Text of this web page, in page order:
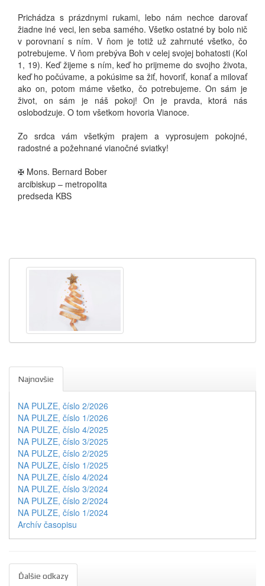
Prichádza s prázdnymi rukami, lebo nám nechce darovať
žiadne iné veci, len seba samého. Všetko ostatné by bolo nič
v porovnaní s ním. V ňom je totiž už zahrnuté všetko, čo
potrebujeme. V ňom prebýva Boh v celej svojej bohatosti (Kol
1, 19). Keď žijeme s ním, keď ho prijmeme do svojho života,
keď ho počúvame, a pokúsime sa žiť, hovoriť, konať a milovať
ako on, potom máme všetko, čo potrebujeme. On sám je
život, on sám je náš pokoj! On je pravda, ktorá nás
oslobodzuje. O tom všetkom hovoria Vianoce.
Zo srdca vám všetkým prajem a vyprosujem pokojné,
radostné a požehnané vianočné sviatky!
✠ Mons. Bernard Bober
arcibiskup – metropolita
predseda KBS
Najnovšie
NA PULZE, číslo 2/2026
NA PULZE, číslo 1/2026
NA PULZE, číslo 4/2025
NA PULZE, číslo 3/2025
NA PULZE, číslo 2/2025
NA PULZE, číslo 1/2025
NA PULZE, číslo 4/2024
NA PULZE, číslo 3/2024
NA PULZE, číslo 2/2024
NA PULZE, číslo 1/2024
Archív časopisu
Ďalšie odkazy